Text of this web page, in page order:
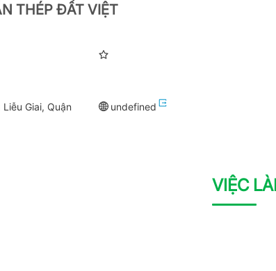
THÉP ĐẤT VIỆT
Giai, Quận
undefined
VIỆC